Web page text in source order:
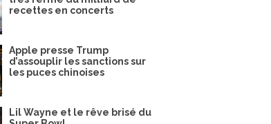
recettes en concerts
Apple presse Trump
d’assouplir les sanctions sur
les puces chinoises
Lil Wayne et le rêve brisé du